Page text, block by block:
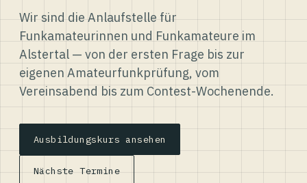
Wir sind die Anlaufstelle für
Funkamateurinnen und Funkamateure im
Alstertal — von der ersten Frage bis zur
eigenen Amateurfunkprüfung, vom
Vereinsabend bis zum Contest-Wochenende.
Ausbildungskurs ansehen
Nächste Termine